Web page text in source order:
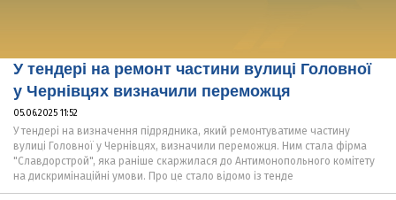
У тендері на ремонт частини вулиці Головної
у Чернівцях визначили переможця
05.06.2025 11:52
У тендері на визначення підрядника, який ремонтуватиме частину
вулиці Головної у Чернівцях, визначили переможця. Ним стала фірма
"Славдорстрой", яка раніше скаржилася до Антимонопольного комітету
на дискримінаційні умови. Про це стало відомо із тенде